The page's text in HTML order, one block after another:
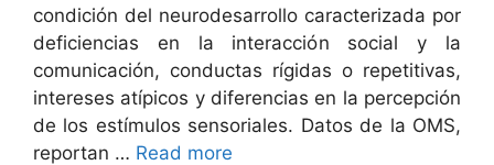
condición del neurodesarrollo caracterizada por
deficiencias en la interacción social y la
comunicación, conductas rígidas o repetitivas,
intereses atípicos y diferencias en la percepción
de los estímulos sensoriales. Datos de la OMS,
reportan … Read more